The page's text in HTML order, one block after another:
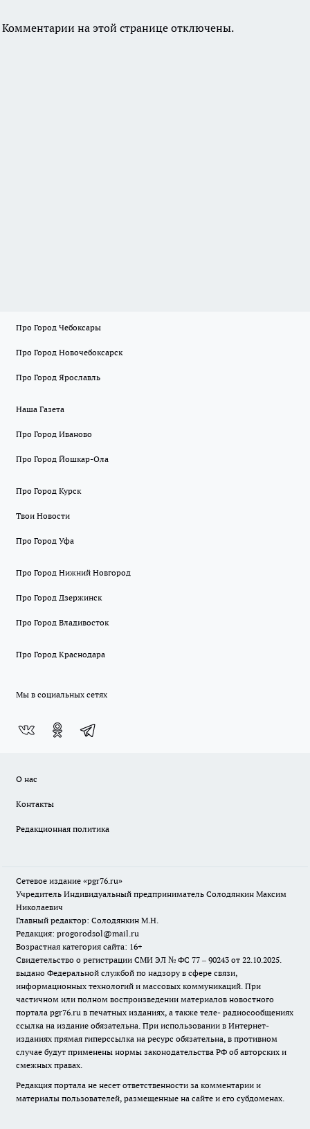
Комментарии на этой странице отключены.
Про Город Чебоксары
Про Город Новочебоксарск
Про Город Ярославль
Наша Газета
Про Город Иваново
Про Город Йошкар-Ола
Про Город Курск
Твои Новости
Про Город Уфа
Про Город Нижний Новгород
Про Город Дзержинск
Про Город Владивосток
Про Город Краснодара
Мы в социальных сетях
О нас
Контакты
Редакционная политика
Сетевое издание «pgr76.ru»
Учредитель Индивидуальный предприниматель Солодянкин Максим
Николаевич
Главный редактор: Солодянкин М.Н.
Редакция: progorodsol@mail.ru
Возрастная категория сайта: 16+
Свидетельство о регистрации СМИ ЭЛ № ФС 77 – 90243 от 22.10.2025.
выдано Федеральной службой по надзору в сфере связи,
информационных технологий и массовых коммуникаций. При
частичном или полном воспроизведении материалов новостного
портала pgr76.ru в печатных изданиях, а также теле- радиосообщениях
ссылка на издание обязательна. При использовании в Интернет-
изданиях прямая гиперссылка на ресурс обязательна, в противном
случае будут применены нормы законодательства РФ об авторских и
смежных правах.
Редакция портала не несет ответственности за комментарии и
материалы пользователей, размещенные на сайте и его субдоменах.